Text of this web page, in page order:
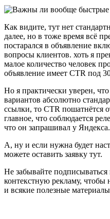
Как видите, тут нет
далее, но в тоже время всё
постарался в объявление
вопросы клиентов. хоть я
малое количество человек
объявление имеет CTR под
Но я практически уверен,
вариантов абсолютно
ссылки, то CTR пошатнётся
главное, что соблюдается
что он запрашивал у Яндекса.
А, ну и если нужна будет
можете оставить заявку тут.
Не забывайте
контекстную рекламу, чтобы
и всякие полезные